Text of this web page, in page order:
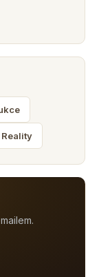
Reality